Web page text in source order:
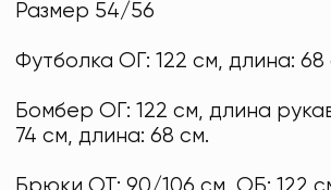
Размер 54/56
Футболка ОГ: 122 см, длина: 68
Бомбер ОГ: 122 см, длина
74 см, длина: 68 см.